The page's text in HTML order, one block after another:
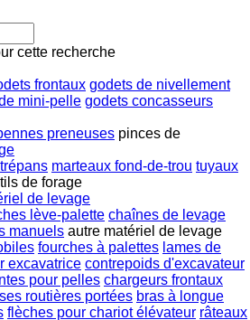
cette recherche
frontaux godets de nivellement
mini-pelle godets concasseurs
preneuses pinces de
trépans marteaux fond-de-trou tuyaux
de forage
de levage
lève-palette chaînes de levage
manuels autre matériel de levage
fourches à palettes lames de
excavatrice contrepoids d'excavateur
pour pelles chargeurs frontaux
routières portées bras à longue
flèches pour chariot élévateur râteaux